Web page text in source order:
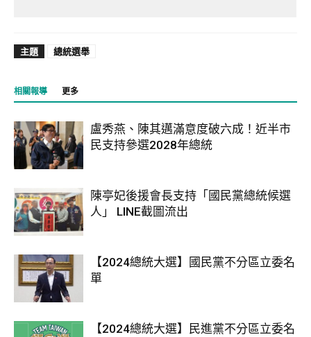
主題 總統選舉
相關報導 更多
盧秀燕、陳其邁滿意度破六成！近半市
民支持參選2028年總統
陳亭妃後援會長支持「國民黨總統候選
人」 LINE截圖流出
【2024總統大選】國民黨不分區立委名
單
【2024總統大選】民進黨不分區立委名